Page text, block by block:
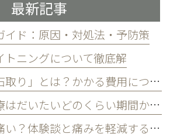
最新記事
ド：原因・対処法・予防策
トニングについて徹底解
■歯医者の「歯石取り」とは？かかる費用について
歯医者の虫歯治療はだいたいどのくらい期間かかる？
■歯周病治療は痛い？体験談と痛みを軽減する方法